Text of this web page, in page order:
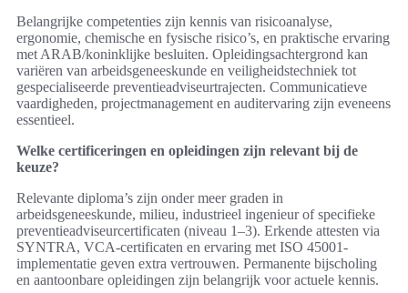
Belangrijke competenties zijn kennis van risicoanalyse,
ergonomie, chemische en fysische risico’s, en praktische ervaring
met ARAB/koninklijke besluiten. Opleidingsachtergrond kan
variëren van arbeidsgeneeskunde en veiligheidstechniek tot
gespecialiseerde preventieadviseurtrajecten. Communicatieve
vaardigheden, projectmanagement en auditervaring zijn eveneens
essentieel.
Welke certificeringen en opleidingen zijn relevant bij de
keuze?
Relevante diploma’s zijn onder meer graden in
arbeidsgeneeskunde, milieu, industrieel ingenieur of specifieke
preventieadviseurcertificaten (niveau 1–3). Erkende attesten via
SYNTRA, VCA-certificaten en ervaring met ISO 45001-
implementatie geven extra vertrouwen. Permanente bijscholing
en aantoonbare opleidingen zijn belangrijk voor actuele kennis.